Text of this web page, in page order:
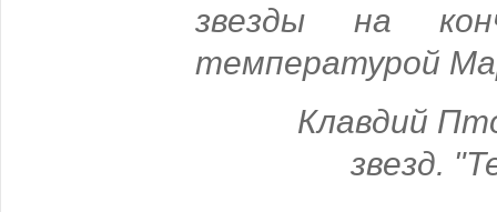
звезды на
температурой
Клавдий
звезд.